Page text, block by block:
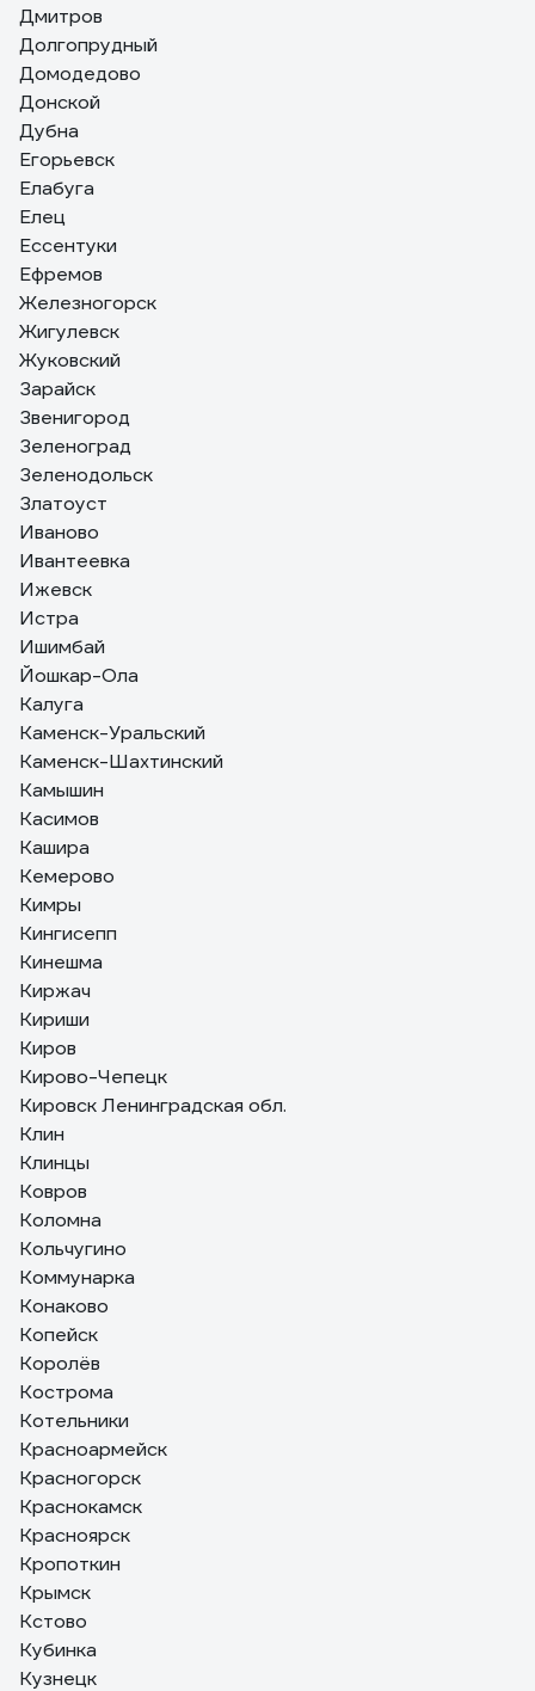
Дмитров
Долгопрудный
Домодедово
Донской
Дубна
Егорьевск
Елабуга
Елец
Ессентуки
Ефремов
Железногорск
Жигулевск
Жуковский
Зарайск
Звенигород
Зеленоград
Зеленодольск
Златоуст
Иваново
Ивантеевка
Ижевск
Истра
Ишимбай
Йошкар-Ола
Калуга
Каменск-Уральский
Каменск-Шахтинский
Камышин
Касимов
Кашира
Кемерово
Кимры
Кингисепп
Кинешма
Киржач
Кириши
Киров
Кирово-Чепецк
Кировск Ленинградская обл.
Клин
Клинцы
Ковров
Коломна
Кольчугино
Коммунарка
Конаково
Копейск
Королёв
Кострома
Котельники
Красноармейск
Красногорск
Краснокамск
Красноярск
Кропоткин
Крымск
Кстово
Кубинка
Кузнецк